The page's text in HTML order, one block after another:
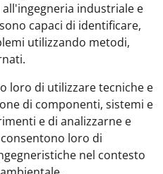
industriale e
capaci di identificare,
utilizzando metodi,
loro di utilizzare tecniche e
di componenti, sistemi e
e di analizzarne e
loro di
nel contesto